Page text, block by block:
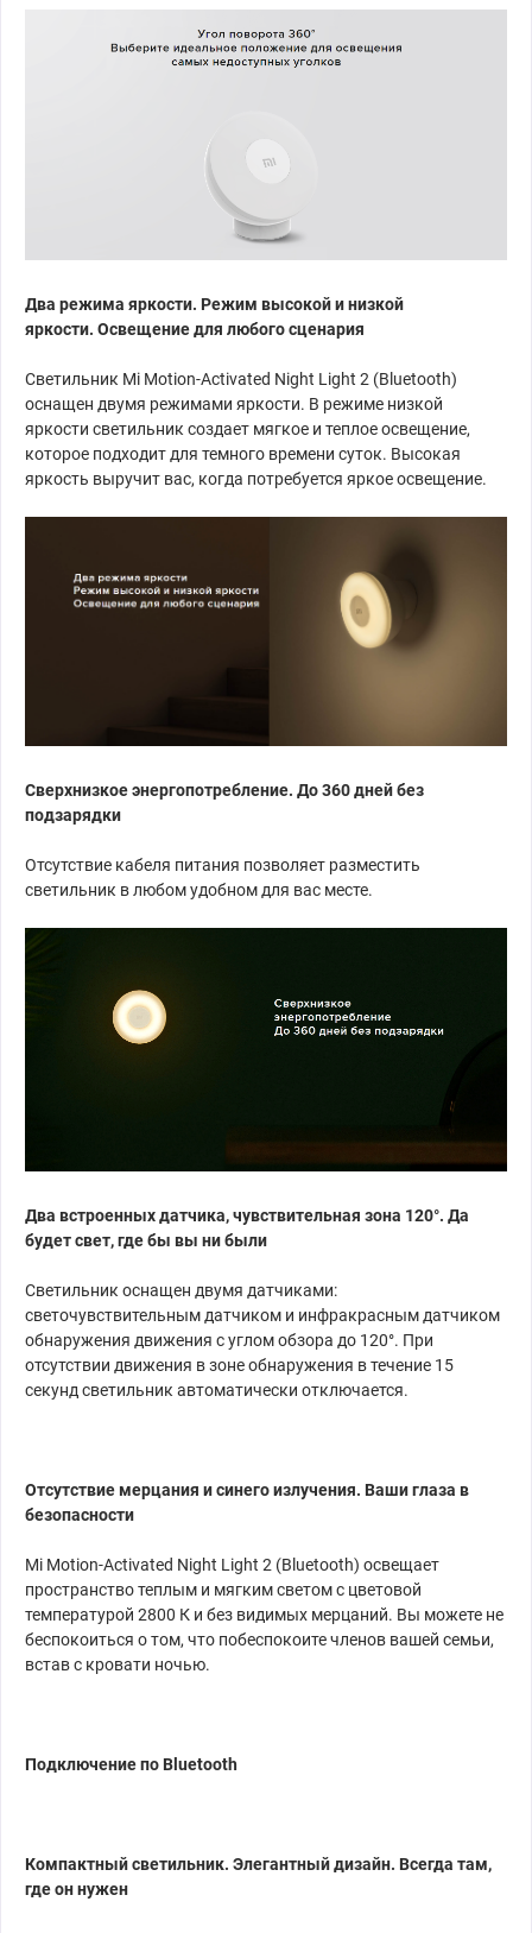
Два режима яркости. Режим высокой и низкой
яркости. Освещение для любого сценария
Светильник Mi Motion-Activated Night Light 2 (Bluetooth)
оснащен двумя режимами яркости. В режиме низкой
яркости светильник создает мягкое и теплое освещение,
которое подходит для темного времени суток. Высокая
яркость выручит вас, когда потребуется яркое освещение.
Сверхнизкое энергопотребление. До 360 дней без
подзарядки
Отсутствие кабеля питания позволяет разместить
светильник в любом удобном для вас месте.
Два встроенных датчика, чувствительная зона 120°. Да
будет свет, где бы вы ни были
Светильник оснащен двумя датчиками:
светочувствительным датчиком и инфракрасным датчиком
обнаружения движения с углом обзора до 120°. При
отсутствии движения в зоне обнаружения в течение 15
секунд светильник автоматически отключается.
Отсутствие мерцания и синего излучения. Ваши глаза в
безопасности
Mi Motion-Activated Night Light 2 (Bluetooth) освещает
пространство теплым и мягким светом с цветовой
температурой 2800 К и без видимых мерцаний. Вы можете не
беспокоиться о том, что побеспокоите членов вашей семьи,
встав с кровати ночью.
Подключение по Bluetooth
Компактный светильник. Элегантный дизайн. Всегда там,
где он нужен